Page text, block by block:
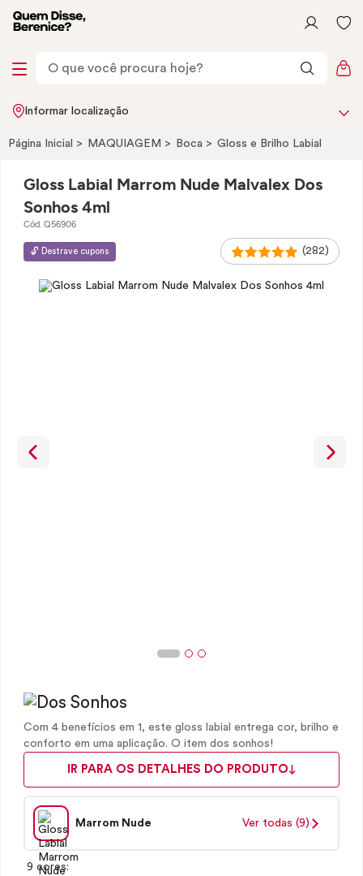
Informar localização
Página Inicial MAQUIAGEM Boca Gloss e Brilho Labial
Gloss Labial Marrom Nude Malvalex Dos
Sonhos 4ml
Cód. Q56906
🔓 Destrave cupons (282)
Com 4 benefícios em 1, este gloss labial entrega cor, brilho e
conforto em uma aplicação. O item dos sonhos!
IR PARA OS DETALHES DO PRODUTO
Marrom Nude Ver todas (9)
9 cores: